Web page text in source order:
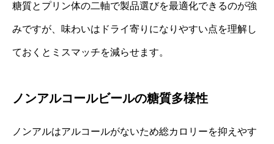
糖質とプリン体の二軸で製品選びを最適化できるのが強
みですが、味わいはドライ寄りになりやすい点を理解し
ておくとミスマッチを減らせます。
ノンアルコールビールの糖質多様性
ノンアルはアルコールがないため総カロリーを抑えやす